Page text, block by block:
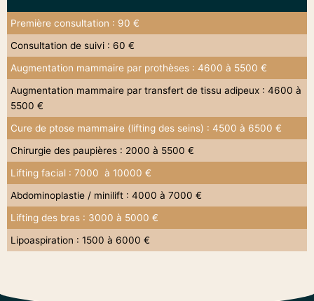
Première consultation : 90 €
Consultation de suivi : 60 €
Augmentation mammaire par prothèses : 4600 à 5500 €
Augmentation mammaire par transfert de tissu adipeux : 4600 à
5500 €
Cure de ptose mammaire (lifting des seins) : 4500 à 6500 €
Chirurgie des paupières : 2000 à 5500 €
Lifting facial : 7000 à 10000 €
Abdominoplastie / minilift : 4000 à 7000 €
Lifting des bras : 3000 à 5000 €
Lipoaspiration : 1500 à 6000 €